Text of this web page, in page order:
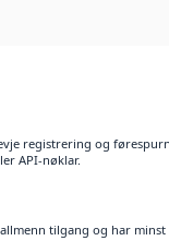
registrering og
API-nøklar.
tilgang og har